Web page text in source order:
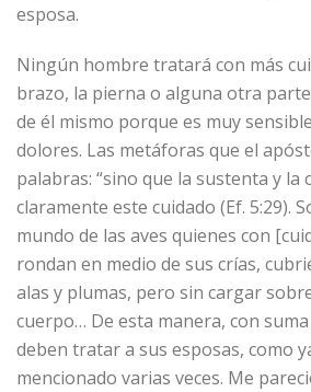
esposa.
Ningún hombre tratará con más
brazo, la pierna o alguna otra
de él mismo porque es muy
dolores. Las metáforas que el
palabras: “sino que la sustenta y la
claramente este cuidado (Ef. 5:29).
mundo de las aves quienes con
rondan en medio de sus crías,
alas y plumas, pero sin cargar
cuerpo… De esta manera, con
deben tratar a sus esposas, como
mencionado varias veces. Me